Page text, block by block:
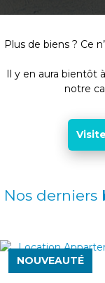
Plus de biens ? Ce
Il y en aura bientôt
notre
Nos derniers
NOUVEAUTÉ